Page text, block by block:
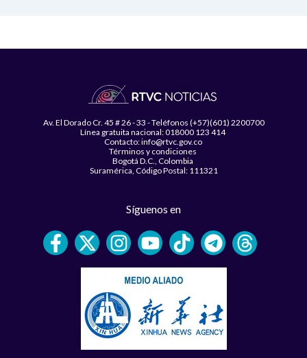
Av. El Dorado Cr. 45 # 26 - 33 - Teléfonos (+57)(601) 2200700
Línea gratuita nacional: 018000 123 414
Contacto: info@rtvc.gov.co
Términos y condiciones
Bogotá D.C., Colombia
Suramérica, Código Postal: 111321
Síguenos en